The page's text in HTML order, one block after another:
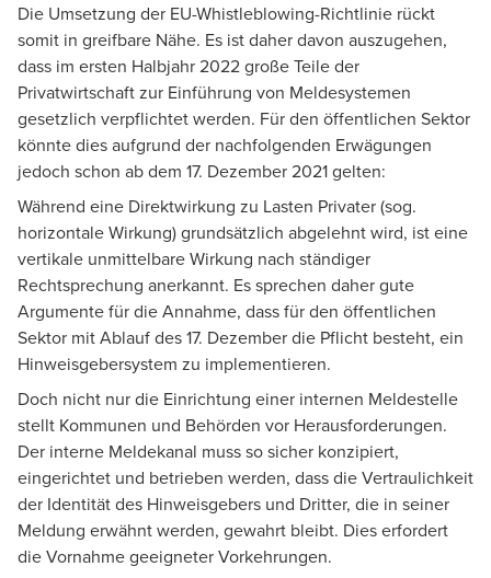
Die Umsetzung der EU-Whistleblowing-Richtlinie rückt
somit in greifbare Nähe. Es ist daher davon auszugehen,
dass im ersten Halbjahr 2022 große Teile der
Privatwirtschaft zur Einführung von Meldesystemen
gesetzlich verpflichtet werden. Für den öffentlichen Sektor
könnte dies aufgrund der nachfolgenden Erwägungen
jedoch schon ab dem 17. Dezember 2021 gelten:
Während eine Direktwirkung zu Lasten Privater (sog.
horizontale Wirkung) grundsätzlich abgelehnt wird, ist eine
vertikale unmittelbare Wirkung nach ständiger
Rechtsprechung anerkannt. Es sprechen daher gute
Argumente für die Annahme, dass für den öffentlichen
Sektor mit Ablauf des 17. Dezember die Pflicht besteht, ein
Hinweisgebersystem zu implementieren.
Doch nicht nur die Einrichtung einer internen Meldestelle
stellt Kommunen und Behörden vor Herausforderungen.
Der interne Meldekanal muss so sicher konzipiert,
eingerichtet und betrieben werden, dass die Vertraulichkeit
der Identität des Hinweisgebers und Dritter, die in seiner
Meldung erwähnt werden, gewahrt bleibt. Dies erfordert
die Vornahme geeigneter Vorkehrungen.